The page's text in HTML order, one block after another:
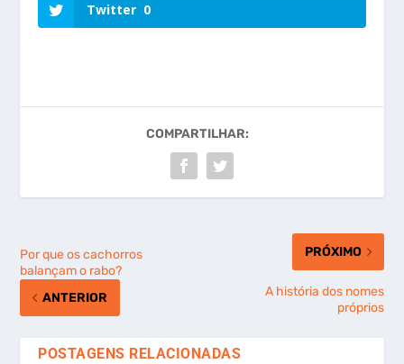
Twitter 0
COMPARTILHAR:
Por que os cachorros
balançam o rabo?
ANTERIOR
PRÓXIMO
A história dos nomes
próprios
POSTAGENS RELACIONADAS